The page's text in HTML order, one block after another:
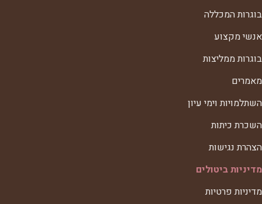
בוגרות המכללה
אנשי מקצוע
בוגרות ממליצות
מאמרים
השתלמויות וימי עיון
השכרת כיתות
הצהרת נגישות
מדיניות ביטולים
מדיניות פרטיות